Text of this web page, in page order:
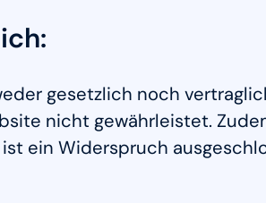
gesetzlich noch
nicht gewährleistet.
ein Widerspruch